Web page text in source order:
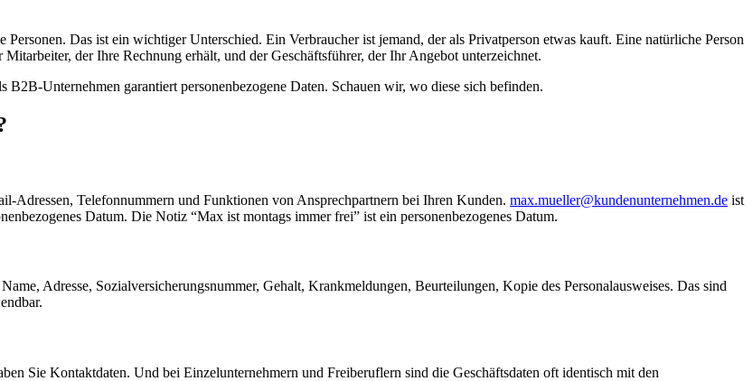
Das ist ein wichtiger Unterschied. Ein Verbraucher ist jemand, der als Privatperson etwas kauft. Eine natürliche Person
der Ihre Rechnung erhält, und der Geschäftsführer, der Ihr Angebot unterzeichnet.
Unternehmen garantiert personenbezogene Daten. Schauen wir, wo diese sich befinden.
Adressen, Telefonnummern und Funktionen von Ansprechpartnern bei Ihren Kunden. max.mueller@kundenunternehmen.de ist
Datum. Die Notiz “Max ist montags immer frei” ist ein personenbezogenes Datum.
Adresse, Sozialversicherungsnummer, Gehalt, Krankmeldungen, Beurteilungen, Kopie des Personalausweises. Das sind
Sie Kontaktdaten. Und bei Einzelunternehmern und Freiberuflern sind die Geschäftsdaten oft identisch mit den